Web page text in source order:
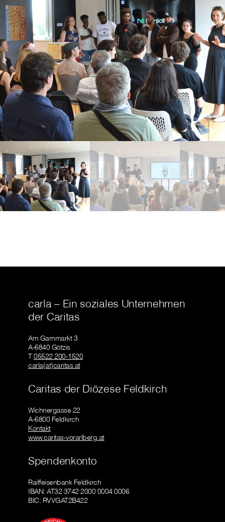
carla – Ein soziales Unternehmen
der Caritas
Am Garnmarkt 3
A-6840 Götzis
T05522 200-1520
carla(at)caritas.at
Caritas der Diözese Feldkirch
Wichnergasse 22
A-6800 Feldkirch
Kontakt
www.caritas-vorarlberg.at
Spendenkonto
Raiffeisenbank Feldkirch
IBAN: AT32 3742 2000 0004 0006
BIC: RVVGAT2B422